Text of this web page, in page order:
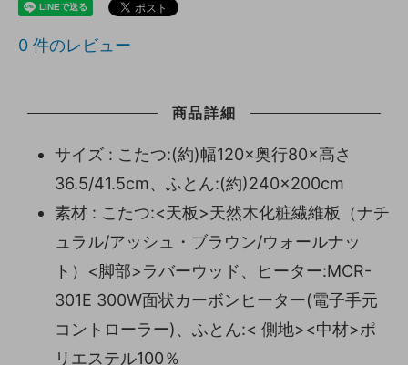
0 件のレビュー
商品詳細
サイズ : こたつ:(約)幅120×奥行80×高さ
36.5/41.5cm、ふとん:(約)240×200cm
素材 : こたつ:<天板>天然木化粧繊維板（ナチ
ュラル/アッシュ・ブラウン/ウォールナッ
ト）<脚部>ラバーウッド、ヒーター:MCR-
301E 300W面状カーボンヒーター(電子手元
コントローラー)、ふとん:< 側地><中材>ポ
リエステル100％